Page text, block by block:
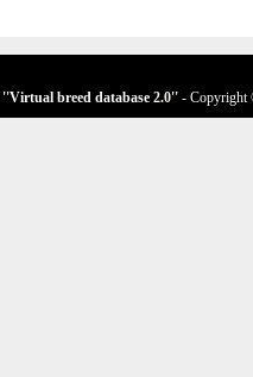
''Virtual breed database 2.0'' - Copyright